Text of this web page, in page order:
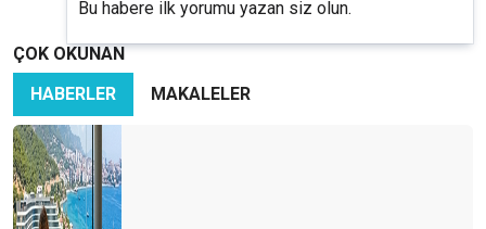
Bu habere ilk yorumu yazan siz olun.
ÇOK OKUNAN
HABERLER
MAKALELER